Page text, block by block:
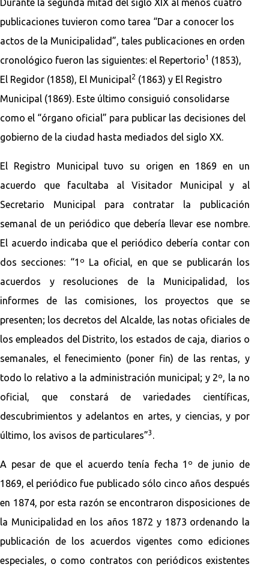
Durante la segunda mitad del siglo XIX al menos cuatro
publicaciones tuvieron como tarea “Dar a conocer los
actos de la Municipalidad”, tales publicaciones en orden
cronológico fueron las siguientes: el Repertorio1 (1853),
El Regidor (1858), El Municipal2 (1863) y El Registro
Municipal (1869). Este último consiguió consolidarse
como el “órgano oficial” para publicar las decisiones del
gobierno de la ciudad hasta mediados del siglo XX.
El Registro Municipal tuvo su origen en 1869 en un
acuerdo que facultaba al Visitador Municipal y al
Secretario Municipal para contratar la publicación
semanal de un periódico que debería llevar ese nombre.
El acuerdo indicaba que el periódico debería contar con
dos secciones: “1º La oficial, en que se publicarán los
acuerdos y resoluciones de la Municipalidad, los
informes de las comisiones, los proyectos que se
presenten; los decretos del Alcalde, las notas oficiales de
los empleados del Distrito, los estados de caja, diarios o
semanales, el fenecimiento (poner fin) de las rentas, y
todo lo relativo a la administración municipal; y 2º, la no
oficial, que constará de variedades científicas,
descubrimientos y adelantos en artes, y ciencias, y por
último, los avisos de particulares”3 .
A pesar de que el acuerdo tenía fecha 1º de junio de
1869, el periódico fue publicado sólo cinco años después
en 1874, por esta razón se encontraron disposiciones de
la Municipalidad en los años 1872 y 1873 ordenando la
publicación de los acuerdos vigentes como ediciones
especiales, o como contratos con periódicos existentes